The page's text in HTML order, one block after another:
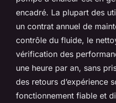
encadré. La plupart des
un contrat annuel de
contrôle du fluide, le
vérification des
une heure par an, sans
des retours d’expérience
fonctionnement fiable et